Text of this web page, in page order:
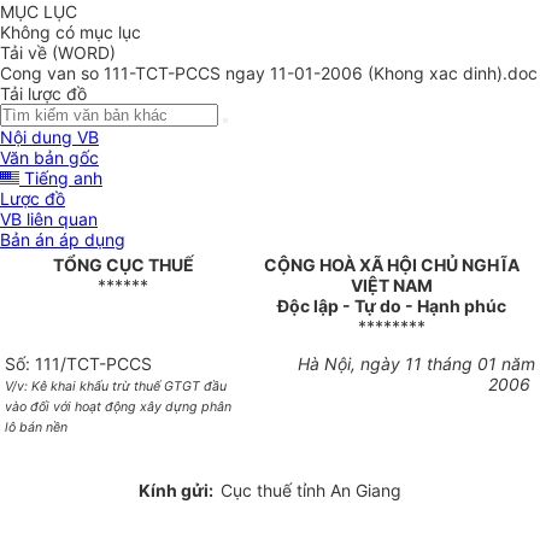
MỤC LỤC
Không có mục lục
Tải về (WORD)
Cong van so 111-TCT-PCCS ngay 11-01-2006 (Khong xac dinh).doc
Tải lược đồ
Nội dung VB
Văn bản gốc
Tiếng anh
Lược đồ
VB liên quan
Bản án áp dụng
TỔNG CỤC THUẾ
******
CỘNG HOÀ XÃ HỘI CHỦ NGHĨA
VIỆT NAM
Độc lập - Tự do - Hạnh phúc
********
Số: 111/TCT-PCCS
V/v: Kê khai khấu trừ thuế GTGT đầu
vào đối với hoạt động xây dựng phân
lô bán nền
Hà Nội, ngày 11 tháng 01 năm
2006
Kính gửi: Cục thuế tỉnh An Giang